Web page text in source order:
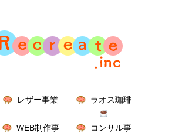
レザー事業 ラオス珈琲
WEB制作事
コンサル事